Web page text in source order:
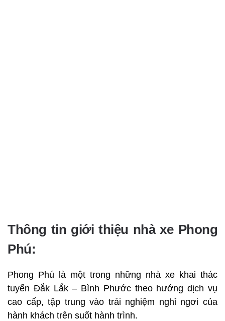
Thông tin giới thiệu nhà xe Phong
Phú:
Phong Phú là một trong những nhà xe khai thác
tuyến Đắk Lắk – Bình Phước theo hướng dịch vụ
cao cấp, tập trung vào trải nghiệm nghỉ ngơi của
hành khách trên suốt hành trình.